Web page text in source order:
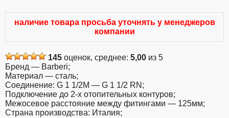
Распределительный
коллектор
Barberi
P72040002
наличие товара просьба уточнять у менеджеров
компании
145 оценок, среднее: 5,00 из 5
Бренд — Barberi;
Материал — сталь;
Соединение: G 1 1/2M — G 1 1/2 RN;
Подключение до 2-х отопительных контуров;
Межосевое расстояние между фитингами — 125мм;
Страна производства: Италия;